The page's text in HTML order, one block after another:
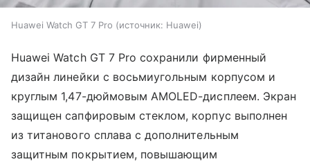
Huawei Watch GT 7 Pro источник: Huawei
Huawei Watch GT 7 Pro сохранили фирменный
дизайн линейки с восьмиугольным корпусом и
круглым 1,47-дюймовым AMOLED-дисплеем. Экран
защищен сапфировым стеклом, корпус выполнен
из титанового сплава с дополнительным
защитным покрытием, повышающим